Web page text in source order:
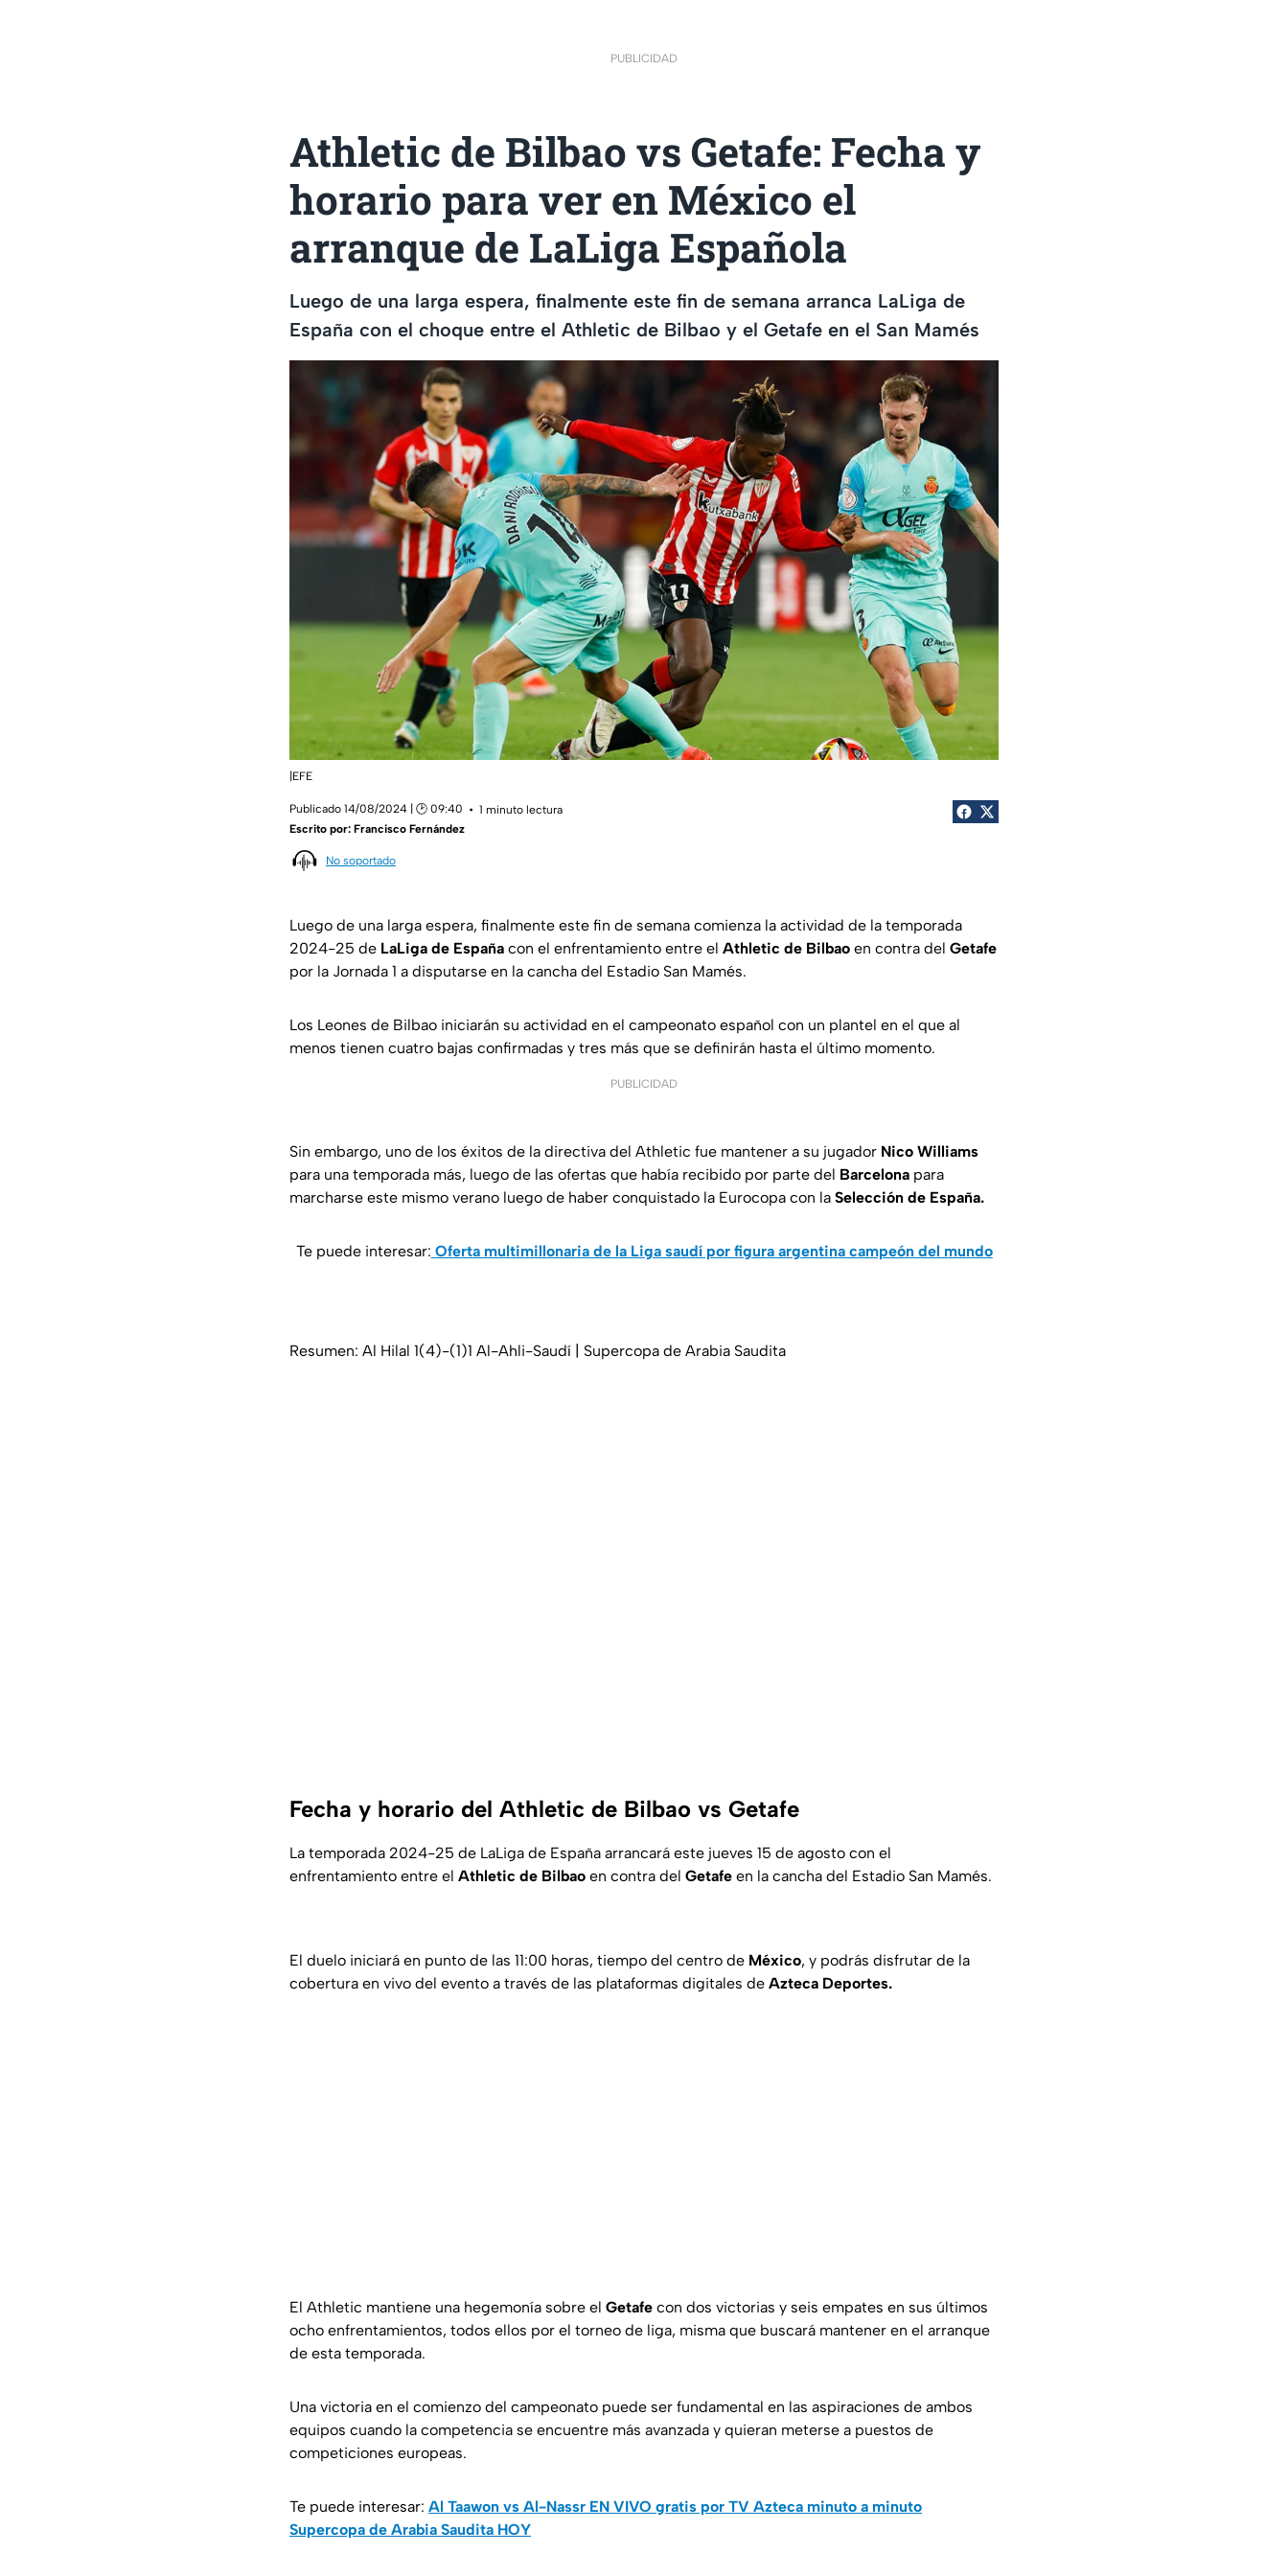
PUBLICIDAD
Athletic de Bilbao vs Getafe: Fecha y
horario para ver en México el
arranque de LaLiga Española
Luego de una larga espera, finalmente este fin de semana arranca LaLiga de
España con el choque entre el Athletic de Bilbao y el Getafe en el San Mamés
|EFE
Publicado 14/08/2024 | 🕑 09:40
1 minuto lectura
Escrito por: Francisco Fernández
No soportado
Luego de una larga espera, finalmente este fin de semana comienza la actividad de la temporada
2024-25 de LaLiga de España con el enfrentamiento entre el Athletic de Bilbao en contra del Getafe
por la Jornada 1 a disputarse en la cancha del Estadio San Mamés.
Los Leones de Bilbao iniciarán su actividad en el campeonato español con un plantel en el que al
menos tienen cuatro bajas confirmadas y tres más que se definirán hasta el último momento.
PUBLICIDAD
Sin embargo, uno de los éxitos de la directiva del Athletic fue mantener a su jugador Nico Williams
para una temporada más, luego de las ofertas que había recibido por parte del Barcelona para
marcharse este mismo verano luego de haber conquistado la Eurocopa con la Selección de España.
Te puede interesar: Oferta multimillonaria de la Liga saudí por figura argentina campeón del mundo
Resumen: Al Hilal 1(4)-(1)1 Al-Ahli-Saudí | Supercopa de Arabia Saudita
Fecha y horario del Athletic de Bilbao vs Getafe
La temporada 2024-25 de LaLiga de España arrancará este jueves 15 de agosto con el
enfrentamiento entre el Athletic de Bilbao en contra del Getafe en la cancha del Estadio San Mamés.
El duelo iniciará en punto de las 11:00 horas, tiempo del centro de México, y podrás disfrutar de la
cobertura en vivo del evento a través de las plataformas digitales de Azteca Deportes.
El Athletic mantiene una hegemonía sobre el Getafe con dos victorias y seis empates en sus últimos
ocho enfrentamientos, todos ellos por el torneo de liga, misma que buscará mantener en el arranque
de esta temporada.
Una victoria en el comienzo del campeonato puede ser fundamental en las aspiraciones de ambos
equipos cuando la competencia se encuentre más avanzada y quieran meterse a puestos de
competiciones europeas.
Te puede interesar: Al Taawon vs Al-Nassr EN VIVO gratis por TV Azteca minuto a minuto
Supercopa de Arabia Saudita HOY